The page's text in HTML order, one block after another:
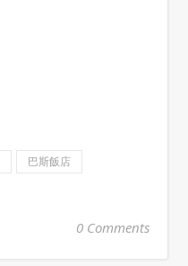
巴斯飯店
0 Comments